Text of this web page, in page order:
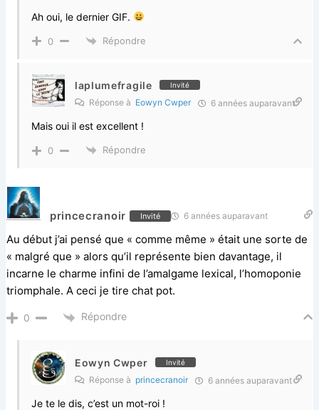
Ah oui, le dernier GIF.
0 Répondre
laplumefragile Invité
Réponse à Eowyn Cwper 6 années auparavant
Mais oui il est excellent !
0 Répondre
princecranoir Invité 6 années auparavant
Au début j’ai pensé que « comme même » était une sorte de
« malgré que » alors qu’il représente bien davantage, il
incarne le charme infini de l’amalgame lexical, l’homoponie
triomphale. A ceci je tire chat pot.
0 Répondre
Eowyn Cwper Invité
Réponse à princecranoir 6 années auparavant
Je te le dis, c’est un mot-roi !